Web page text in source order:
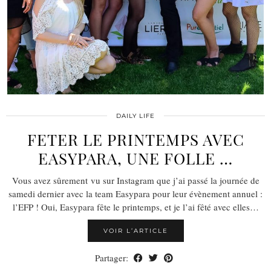
DAILY LIFE
FETER LE PRINTEMPS AVEC
EASYPARA, UNE FOLLE …
Vous avez sûrement vu sur Instagram que j’ai passé la journée de
samedi dernier avec la team Easypara pour leur évènement annuel :
l’EFP ! Oui, Easypara fête le printemps, et je l’ai fêté avec elles…
VOIR L’ARTICLE
Partager: